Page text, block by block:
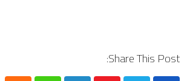
Share This Post: